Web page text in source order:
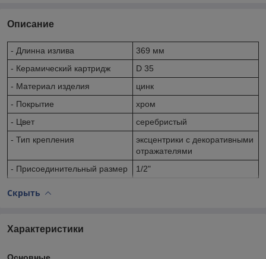
Описание
- Длинна излива
369 мм
- Керамический картридж
D 35
- Материал изделия
цинк
- Покрытие
хром
- Цвет
серебристый
- Тип крепления
эксцентрики с декоративными
отражателями
- Присоединительный размер
1/2"
Скрыть
Характеристики
Основные